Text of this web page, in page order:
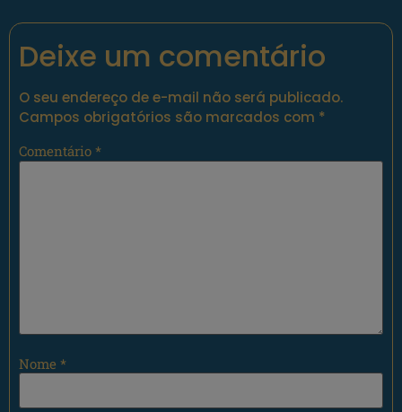
Deixe um comentário
O seu endereço de e-mail não será publicado.
Campos obrigatórios são marcados com *
Comentário *
Nome *